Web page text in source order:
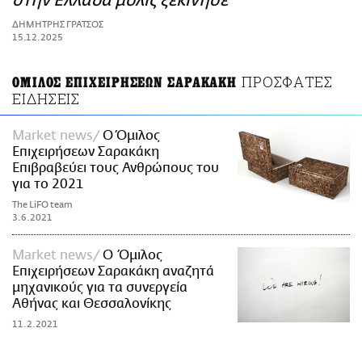
ΑΜΠΑ
PRINT
ΔΗΜΗΤΡΗΣ ΓΡΑΤΣΟΣ
15.12.2025
ΟΜΙΛΟΣ ΕΠΙΧΕΙΡΗΣΕΩΝ ΣΑΡΑΚΑΚΗ ΠΡΟΣΦΑΤΕΣ
ΕΙΔΗΣΕΙΣ
Market news
O Όμιλος
Επιχειρήσεων Σαρακάκη
Επιβραβεύει τους Ανθρώπους του
για το 2021
The LiFO team
3.6.2021
Market news
Ο Όμιλος
Επιχειρήσεων Σαρακάκη αναζητά
μηχανικούς για τα συνεργεία
Αθήνας και Θεσσαλονίκης
11.2.2021